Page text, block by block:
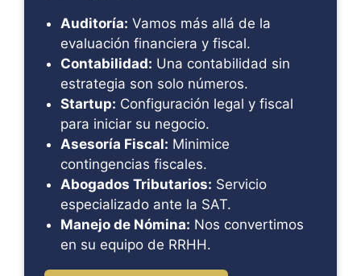
Auditoría: Vamos más allá de la
evaluación financiera y fiscal.
Contabilidad: Una contabilidad sin
estrategia son solo números.
Startup: Configuración legal y fiscal
para iniciar su negocio.
Asesoría Fiscal: Minimice
contingencias fiscales.
Abogados Tributarios: Servicio
especializado ante la SAT.
Manejo de Nómina: Nos convertimos
en su equipo de RRHH.